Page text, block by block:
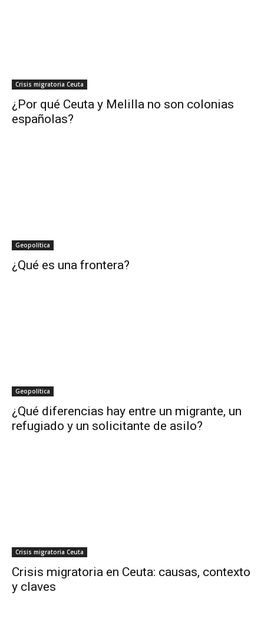
Crisis migratoria Ceuta
¿Por qué Ceuta y Melilla no son colonias
españolas?
Geopolítica
¿Qué es una frontera?
Geopolítica
¿Qué diferencias hay entre un migrante, un
refugiado y un solicitante de asilo?
Crisis migratoria Ceuta
Crisis migratoria en Ceuta: causas, contexto
y claves